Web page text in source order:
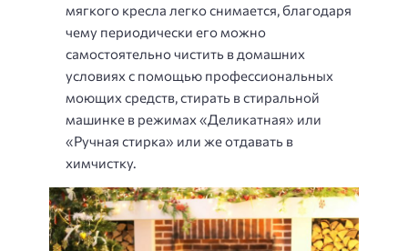
мягкого кресла легко снимается, благодаря
чему периодически его можно
самостоятельно чистить в домашних
условиях с помощью профессиональных
моющих средств, стирать в стиральной
машинке в режимах «Деликатная» или
«Ручная стирка» или же отдавать в
химчистку.